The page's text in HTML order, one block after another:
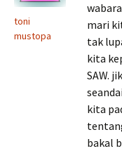
toni
mustopa
mari
tak
kita
SAW.
kita
bakal